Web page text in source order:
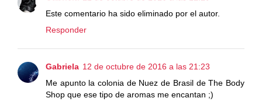
Este comentario ha sido eliminado por el autor.
Responder
Gabriela 12 de octubre de 2016 a las 21:23
Me apunto la colonia de Nuez de Brasil de The Body
Shop que ese tipo de aromas me encantan ;)